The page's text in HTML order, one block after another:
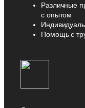
Различные
с опытом
Помощь с